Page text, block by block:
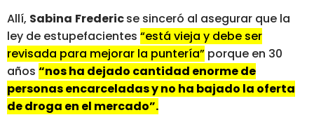
Allí, Sabina Fredericse sinceró al asegurar que la
ley de estupefacientes “está vieja y debe ser
revisada para mejorar la puntería” porque en 30
años “nos ha dejado cantidad enorme de
personas encarceladas y no ha bajado la oferta
de droga en el mercado”.